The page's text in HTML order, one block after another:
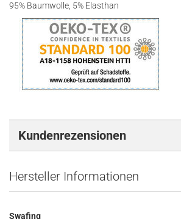
95% Baumwolle, 5% Elasthan
Kundenrezensionen
Hersteller Informationen
Swafing